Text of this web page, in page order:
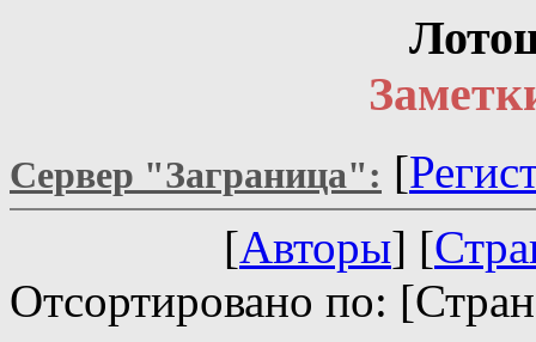
Сервер "Заграница": [
[Авторы] [
Отсортировано по: